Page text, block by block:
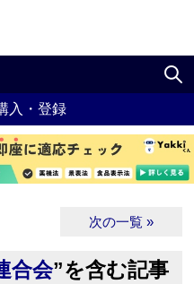
入・登録
次の一覧 »
合会”を含む記事